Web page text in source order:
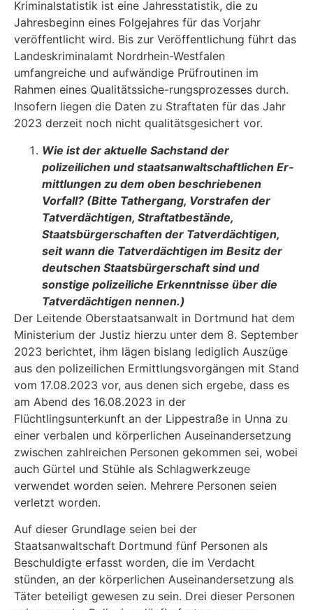
Kriminalstatistik ist eine Jahresstatistik, die zu
Jahresbeginn eines Folgejahres für das Vorjahr
veröffentlicht wird. Bis zur Veröffentlichung führt das
Landeskriminalamt Nord­rhein-Westfalen
umfangreiche und aufwändige Prüfroutinen im
Rahmen eines Qualitätssiche-rungsprozesses durch.
Insofern liegen die Daten zu Straftaten für das Jahr
2023 derzeit noch nicht qualitätsgesichert vor.
Wie ist der aktuelle Sachstand der
polizeilichen und staatsanwaltschaftlichen Er­
mittlungen zu dem oben beschriebenen
Vorfall? (Bitte Tathergang, Vorstrafen der
Tatverdächtigen, Straftatbestände,
Staatsbürgerschaften der Tatverdächtigen,
seit wann die Tatverdächtigen im Besitz der
deutschen Staatsbürgerschaft sind und
sonstige polizeiliche Erkenntnisse über die
Tatverdächtigen nennen.)
Der Leitende Oberstaatsanwalt in Dortmund hat dem
Ministerium der Justiz hierzu unter dem 8. September
2023 berichtet, ihm lägen bislang lediglich Auszüge
aus den polizeilichen Ermittlungsvorgängen mit Stand
vom 17.08.2023 vor, aus denen sich ergebe, dass es
am Abend des 16.08.2023 in der
Flüchtlingsunterkunft an der Lippestraße in Unna zu
einer verbalen und körperlichen Auseinandersetzung
zwischen zahlreichen Personen gekommen sei, wobei
auch Gürtel und Stühle als Schlagwerkzeuge
verwendet worden seien. Mehrere Personen seien
verletzt worden.
Auf dieser Grundlage seien bei der
Staatsanwaltschaft Dortmund fünf Personen als
Beschuldigte erfasst worden, die im Verdacht
stünden, an der körperlichen Auseinandersetzung als
Täter beteiligt gewesen zu sein. Drei dieser Personen